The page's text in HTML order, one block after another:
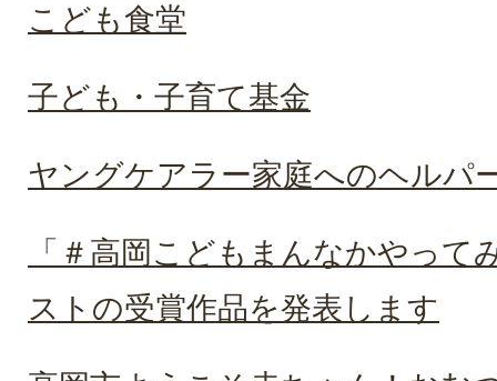
こども食堂
子ども・子育て基金
ヤングケアラー家庭へのヘルパ
「＃高岡こどもまんなかやって
ストの受賞作品を発表します